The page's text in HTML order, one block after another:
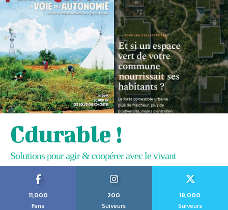
Cdurable !
Solutions pour agir & coopérer avec le vivant
11,000
Fans
200
Suiveurs
18,000
Suiveurs